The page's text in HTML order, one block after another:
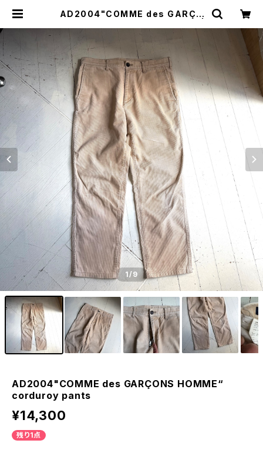
AD2004"COMME des GARÇO
1/9
AD2004"COMME des GARÇONS HOMME“
corduroy pants
¥14,300
残り1点